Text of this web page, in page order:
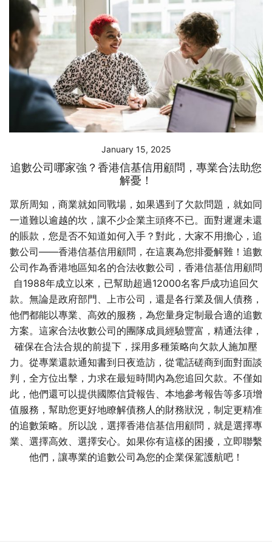
January 15, 2025
追數公司哪家強？香港信基信用顧問，專業合法助您
解憂！
眾所周知，商業就如同戰場，如果遇到了欠款問題，就如同
一道難以逾越的坎，讓不少企業主頭疼不已。面對遲遲未還
的賬款，您是否不知道如何入手？對此，大家不用擔心，追
數公司——香港信基信用顧問，在這裏為您排憂解難！追數
公司作為香港地區知名的合法收數公司，香港信基信用顧問
自1988年成立以來，已幫助超過12000名客戶成功追回欠
款。無論是政府部門、上市公司，還是各行業及個人債務，
他們都能以專業、高效的服務，為您量身定制最合適的追數
方案。這家合法收數公司的團隊成員經驗豐富，精通法律，
確保在合法合規的前提下，採用多種策略向欠款人施加壓
力。從專業還款通知書到日夜造訪，從電話磋商到面對面談
判，全方位出擊，力求在最短時間內為您追回欠款。不僅如
此，他們還可以提供國際信貸報告、本地參考報告等多項增
值服務，幫助您更好地瞭解債務人的財務狀況，制定更精准
的追數策略。所以說，選擇香港信基信用顧問，就是選擇專
業、選擇高效、選擇安心。如果你有這樣的困擾，立即聯繫
他們，讓專業的追數公司為您的企業保駕護航吧！